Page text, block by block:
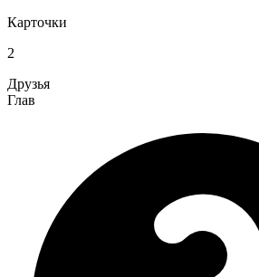
Карточки
2
Друзья
Глав